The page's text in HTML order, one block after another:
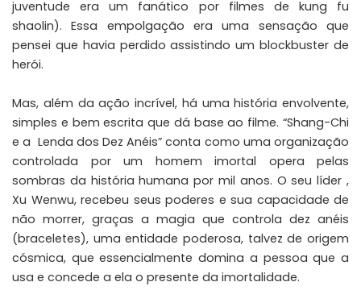
juventude era um fanático por filmes de kung fu
shaolin). Essa empolgação era uma sensação que
pensei que havia perdido assistindo um blockbuster de
herói.
Mas, além da ação incrível, há uma história envolvente,
simples e bem escrita que dá base ao filme. “Shang-Chi
e a Lenda dos Dez Anéis” conta como uma organização
controlada por um homem imortal opera pelas
sombras da história humana por mil anos. O seu líder ,
Xu Wenwu, recebeu seus poderes e sua capacidade de
não morrer, graças a magia que controla dez anéis
(braceletes), uma entidade poderosa, talvez de origem
cósmica, que essencialmente domina a pessoa que a
usa e concede a ela o presente da imortalidade.